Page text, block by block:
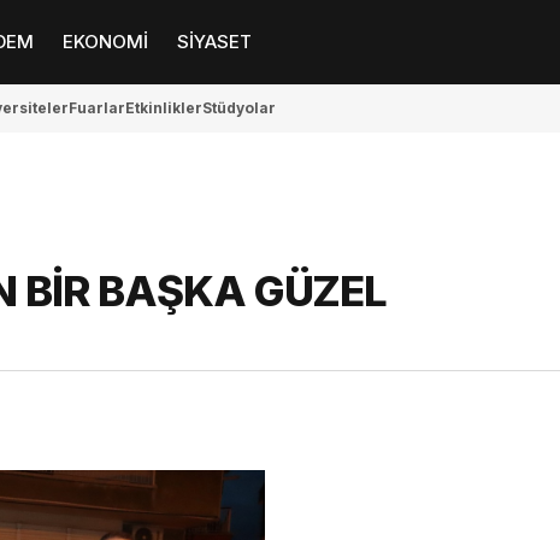
EKONOMİ SİYASET
FuarlarEtkinliklerStüdyolar
BİR BAŞKA GÜZEL